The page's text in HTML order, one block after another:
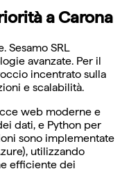
a Carona
Sesamo SRL
avanzate. Per il
incentrato sulla
e scalabilità.
web moderne e
dati, e Python per
sono implementate
utilizzando
efficiente dei